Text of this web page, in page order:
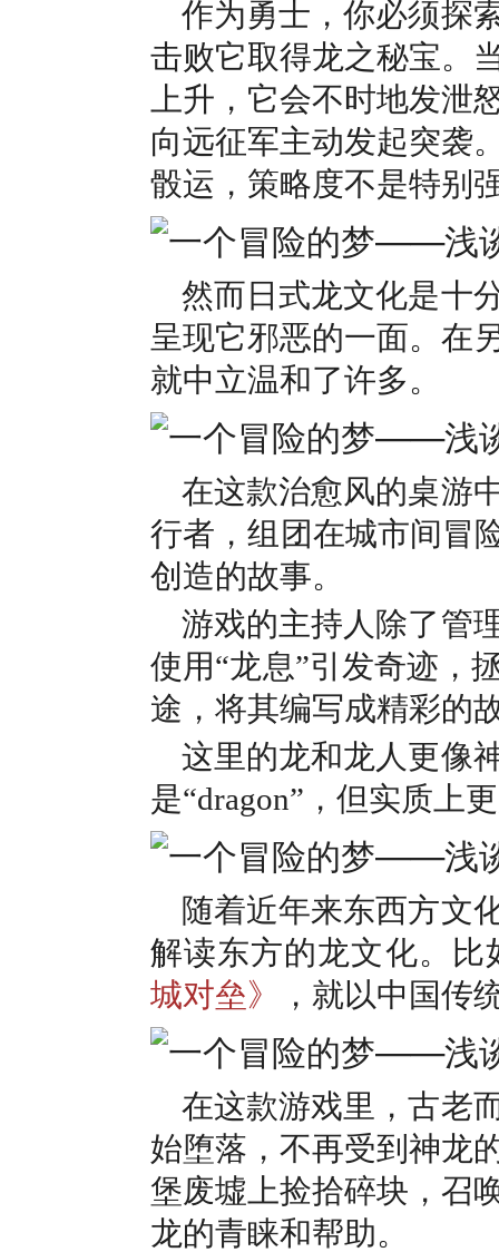
作为勇士，你必须探
击败它取得龙之秘宝。
上升，它会不时地发
向远征军主动发起突袭
骰运，策略度不是特别
然而日式龙文化是十
呈现它邪恶的一面。在
就中立温和了许多。
在这款治愈风的桌游
行者，组团在城市间冒
创造的故事。
游戏的主持人除了管
使用“龙息”引发奇迹，
途，将其编写成精彩的
这里的龙和龙人更像
是“dragon”，但实质上
随着近年来东西方文
解读东方的龙文化。比
城对垒》
，就以中国传
在这款游戏里，古老
始堕落，不再受到神龙
堡废墟上捡拾碎块，召
龙的青睐和帮助。